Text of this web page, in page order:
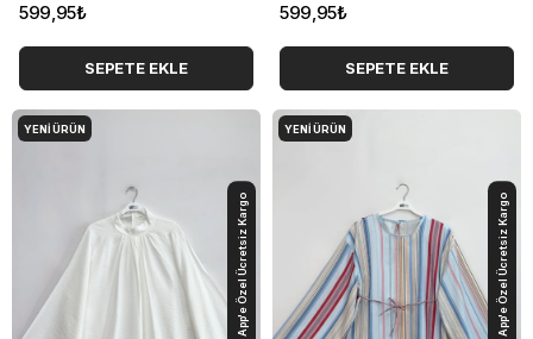
599,95₺
SEPETE EKLE
599,95₺
SEPETE EKLE
YENI ÜRÜN
App'e Özel Ücretsiz Kargo
YENI ÜRÜN
App'e Özel Ücretsiz Kargo